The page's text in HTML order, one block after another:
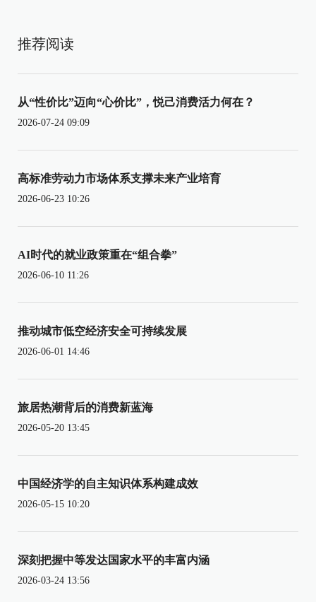
推荐阅读
从“性价比”迈向“心价比”，悦己消费活力何在？
2026-07-24 09:09
高标准劳动力市场体系支撑未来产业培育
2026-06-23 10:26
AI时代的就业政策重在“组合拳”
2026-06-10 11:26
推动城市低空经济安全可持续发展
2026-06-01 14:46
旅居热潮背后的消费新蓝海
2026-05-20 13:45
中国经济学的自主知识体系构建成效
2026-05-15 10:20
深刻把握中等发达国家水平的丰富内涵
2026-03-24 13:56